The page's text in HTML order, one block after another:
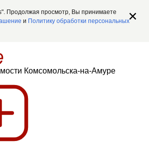
Продолжая просмотр, Вы принимаете
и Политику обработки персональных
Комсомольска-на-Амуре